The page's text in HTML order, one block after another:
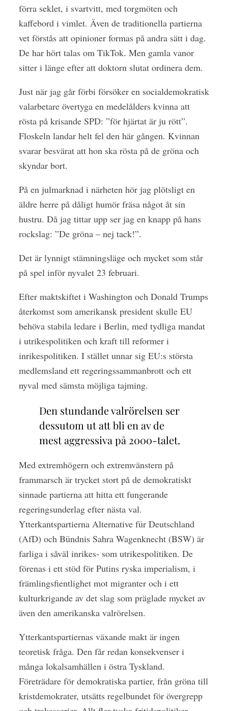
förra seklet, i svartvitt, med torgmöten och
kaffebord i vimlet. Även de traditionella partierna
vet förstås att opinioner formas på andra sätt i dag.
De har hört talas om TikTok. Men gamla vanor
sitter i länge efter att doktorn slutat ordinera dem.
Just när jag går förbi försöker en socialdemokratisk
valarbetare övertyga en medelålders kvinna att
rösta på krisande SPD: ”för hjärtat är ju rött”.
Floskeln landar helt fel den här gången. Kvinnan
svarar besvärat att hon ska rösta på de gröna och
skyndar bort.
På en julmarknad i närheten hör jag plötsligt en
äldre herre på dåligt humör fräsa något åt sin
hustru. Då jag tittar upp ser jag en knapp på hans
rockslag: ”De gröna – nej tack!”.
Det är lynnigt stämningsläge och mycket som står
på spel inför nyvalet 23 februari.
Efter maktskiftet i Washington och Donald Trumps
återkomst som amerikansk president skulle EU
behöva stabila ledare i Berlin, med tydliga mandat
i utrikespolitiken och kraft till reformer i
inrikespolitiken. I stället unnar sig EU:s största
medlemsland ett regeringssammanbrott och ett
nyval med sämsta möjliga tajming.
Den stundande valrörelsen ser
dessutom ut att bli en av de
mest aggressiva på 2000-talet.
Med extremhögern och extremvänstern på
frammarsch är trycket stort på de demokratiskt
sinnade partierna att hitta ett fungerande
regeringsunderlag efter nästa val.
Ytterkantspartierna Alternative für Deutschland
(AfD) och Bündnis Sahra Wagenknecht (BSW) är
farliga i såväl inrikes- som utrikespolitiken. De
förenas i ett stöd för Putins ryska imperialism, i
främlingsfientlighet mot migranter och i ett
kulturkrigande av det slag som präglade mycket av
även den amerikanska valrörelsen.
Ytterkantspartiernas växande makt är ingen
teoretisk fråga. Den får redan konsekvenser i
många lokalsamhällen i östra Tyskland.
Företrädare för demokratiska partier, från gröna till
kristdemokrater, utsätts regelbundet för övergrepp